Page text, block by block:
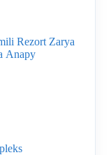
Rezort Zarya
Anapy